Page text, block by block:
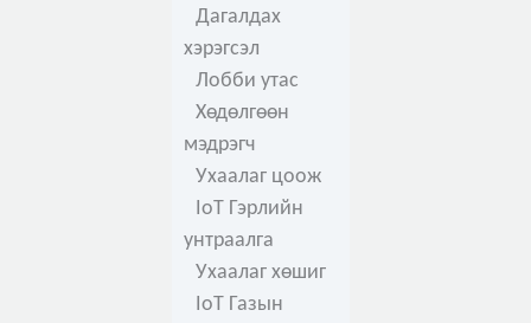
Дагалдах
хэрэгсэл
Лобби утас
Хөдөлгөөн
мэдрэгч
Ухаалаг цоож
IoT Гэрлийн
унтраалга
Ухаалаг хөшиг
IoT Газын